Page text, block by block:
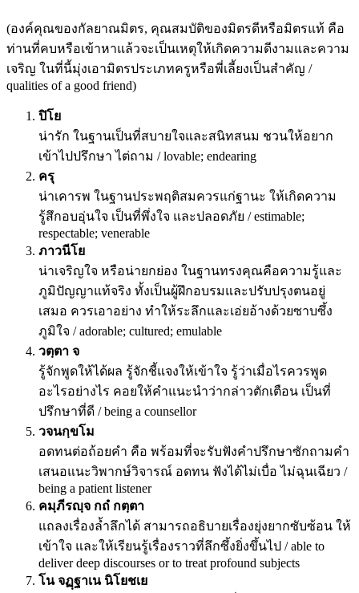
(องค์คุณของกัลยาณมิตร, คุณสมบัติของมิตรดีหรือมิตรแท้ คือ
ท่านที่คบหรือเข้าหาแล้วจะเป็นเหตุให้เกิดความดีงามและความ
เจริญ ในที่นี้มุ่งเอามิตรประเภทครูหรือพี่เลี้ยงเป็นสำคัญ /
qualities of a good friend)
ปิโย
น่ารัก ในฐานเป็นที่สบายใจและสนิทสนม ชวนให้อยาก
เข้าไปปรึกษา ไต่ถาม / lovable; endearing
ครุ
น่าเคารพ ในฐานประพฤติสมควรแก่ฐานะ ให้เกิดความ
รู้สึกอบอุ่นใจ เป็นที่พึ่งใจ และปลอดภัย / estimable;
respectable; venerable
ภาวนีโย
น่าเจริญใจ หรือน่ายกย่อง ในฐานทรงคุณคือความรู้และ
ภูมิปัญญาแท้จริง ทั้งเป็นผู้ฝึกอบรมและปรับปรุงตนอยู่
เสมอ ควรเอาอย่าง ทำให้ระลึกและเอ่ยอ้างด้วยซาบซึ้ง
ภูมิใจ / adorable; cultured; emulable
วตฺตา จ
รู้จักพูดให้ได้ผล รู้จักชี้แจงให้เข้าใจ รู้ว่าเมื่อไรควรพูด
อะไรอย่างไร คอยให้คำแนะนำว่ากล่าวตักเตือน เป็นที่
ปรึกษาที่ดี / being a counsellor
วจนกฺขโม
อดทนต่อถ้อยคำ คือ พร้อมที่จะรับฟังคำปรึกษาซักถามคำ
เสนอแนะวิพากษ์วิจารณ์ อดทน ฟังได้ไม่เบื่อ ไม่ฉุนเฉียว /
being a patient listener
คมฺภีรญฺจ กถํ กตฺตา
แถลงเรื่องล้ำลึกได้ สามารถอธิบายเรื่องยุ่งยากซับซ้อน ให้
เข้าใจ และให้เรียนรู้เรื่องราวที่ลึกซึ้งยิ่งขึ้นไป / able to
deliver deep discourses or to treat profound subjects
โน จฏฺฐาเน นิโยชเย